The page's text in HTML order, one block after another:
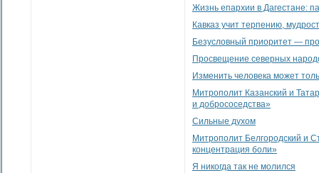
Жизнь епархии в Дагестане:
Кавказ учит терпению,
Безусловный приоритет —
Просвещение северных
Изменить человека может
Митрополит Казанский и
и добрососедства»
Сильные духом
Митрополит Белгородский и
концентрация боли»
Я никогда так не молился